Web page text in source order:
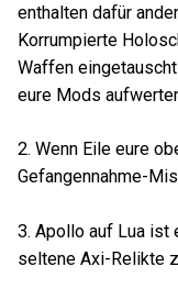
enthalten dafür
Korrumpierte
Waffen
eure Mods
2. Wenn Eile eure
Gefangennahme-
3. Apollo auf Lua ist
seltene Axi-Relikte